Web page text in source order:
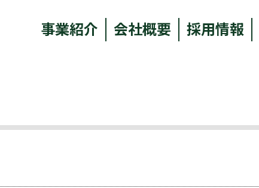
事業紹介 会社概要 採用情報